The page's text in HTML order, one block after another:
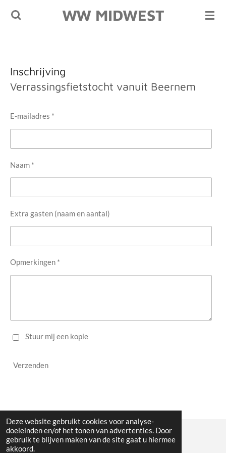
Deze website gebruikt cookies voor analyse-
doeleinden en/of het tonen van advertenties. Door
gebruik te blijven maken van de site gaat u hiermee
akkoord.
Ga
hoofdinhoud
WW MIDWEST
Inschrijving
Verrassingsfietstocht vanuit Beernem
E-mailadres *
Naam *
Extra gasten (naam en aantal)
Opmerkingen *
Stuur mij een kopie
Verzenden
© 2023 - 2026 WW Midwest